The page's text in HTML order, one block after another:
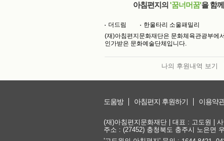
아침편지의 '꿈너머꿈'을 함
더드림
한울타리 소울패밀리
(재)아침편지문화재단은 문화체육관광부에
인가받은 문화예술단체입니다.
나의 후원내역 보기
도움방 아침편지 후원하기 이용약
(재)아침편지문화재단 | 대표 : 고도원 |
주소 : (27452) 충청북도 충주시 노은면